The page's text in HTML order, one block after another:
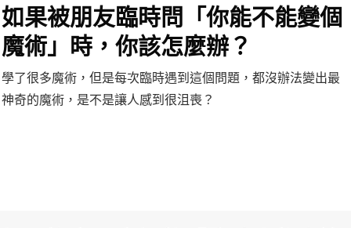
如果被朋友臨時問「你能不能變個
魔術」時，你該怎麼辦？
學了很多魔術，但是每次臨時遇到這個問題，都沒辦法變出最
神奇的魔術，是不是讓人感到很沮喪？